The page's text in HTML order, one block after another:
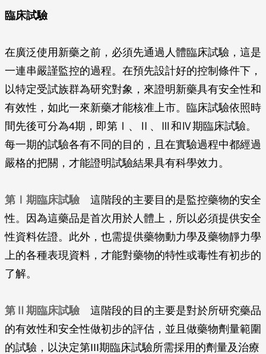
臨床試驗
在廣泛使用新藥之前，必須先通過人體臨床試驗，這是
一連串嚴謹監控的過程。在預先設計好的控制條件下，
以特定受試族群為研究對象，來證明新藥具有安全性和
有效性，如此一來新藥才能核准上市。臨床試驗依照時
間先後可分為4期，即第Ⅰ、Ⅱ、Ⅲ和Ⅳ期臨床試驗。
每一期的試驗各有不同的目的，且在實驗過程中都經過
嚴格的把關，才能證明試驗結果具有科學效力。
第Ⅰ期臨床試驗 這階段的主要目的是監控藥物的安全
性。因為這藥品是首次用於人體上，所以必須提供安全
性資料佐證。此外，也需提供藥物動力學及藥物靜力學
上的各種表現資料，才能對藥物的特性或毒性有初步的
了解。
第Ⅱ期臨床試驗 這階段的目的主要是對於所研究藥品
的有效性和安全性做初步的評估，並且做藥物劑量範圍
的試驗，以決定第III期臨床試驗所需採用的劑量及治療